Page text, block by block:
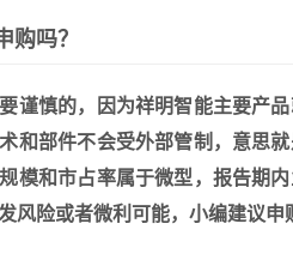
购吗？
谨慎的，因为祥明智能主要产
和部件不会受外部管制，意思
模和市占率属于微型，报告期
风险或者微利可能，小编建议申